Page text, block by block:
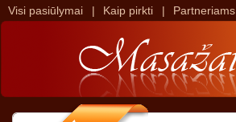
Visi pasiūlymai | Kaip pirkti | Partneriams